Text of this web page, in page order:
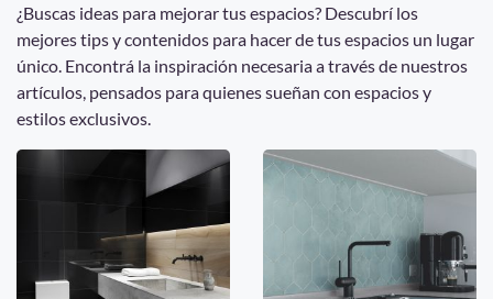
¿Buscas ideas para mejorar tus espacios? Descubrí los
mejores tips y contenidos para hacer de tus espacios un lugar
único. Encontrá la inspiración necesaria a través de nuestros
artículos, pensados para quienes sueñan con espacios y
estilos exclusivos.